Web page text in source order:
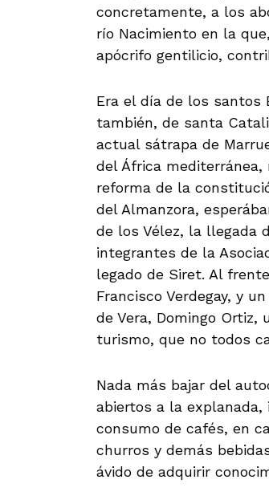
concretamente, a los
río Nacimiento en la
apócrifo gentilicio,
Era el día de los santos
también, de santa
actual sátrapa de
del África
reforma de la
del Almanzora,
de los Vélez, la llegada
integrantes de la
legado de Siret. Al
Francisco Verdegay, y
de Vera, Domingo
turismo, que no todos
Nada más bajar del
abiertos a la
consumo de cafés, en
churros y demás
ávido de adquirir